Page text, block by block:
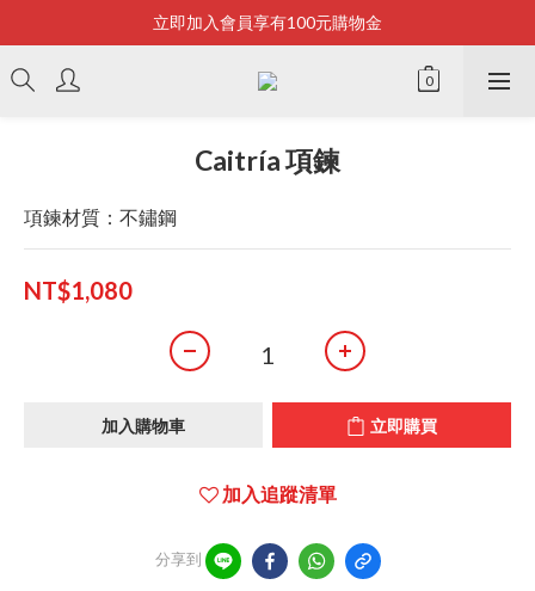
Bonjour~
立即加入會員享有100元購物金
全店滿2500即享免運
Caitría 項鍊
項鍊材質：不鏽鋼
NT$1,080
加入購物車 立即購買
加入追蹤清單
分享到